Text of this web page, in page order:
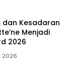
dan Kesadaran
Menjadi
2026
2026